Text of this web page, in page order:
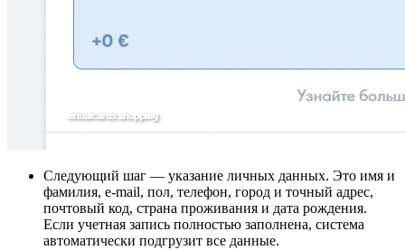
Следующий шаг — указание личных данных. Это имя и
фамилия, e-mail, пол, телефон, город и точный адрес,
почтовый код, страна проживания и дата рождения.
Если учетная запись полностью заполнена, система
автоматически подгрузит все данные.